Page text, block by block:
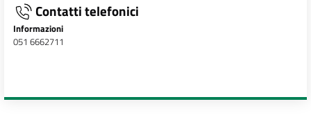
Contatti telefonici
Informazioni
051 6662711